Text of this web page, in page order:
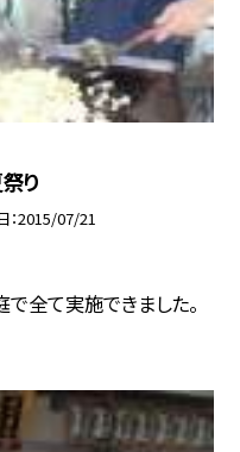
り
2015/07/21
全て実施できました。